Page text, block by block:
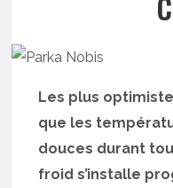
Les plus
que les
douces durant
froid s’installe